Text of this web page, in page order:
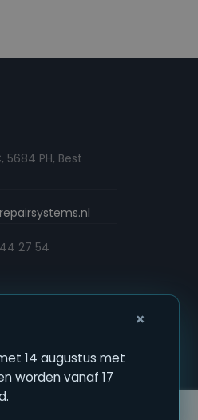
5684 PH, Best
27 54
×
14 augustus met
worden vanaf 17